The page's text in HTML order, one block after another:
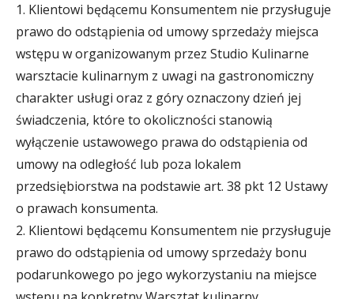
1. Klientowi będącemu Konsumentem nie przysługuje
prawo do odstąpienia od umowy sprzedaży miejsca
wstępu w organizowanym przez Studio Kulinarne
warsztacie kulinarnym z uwagi na gastronomiczny
charakter usługi oraz z góry oznaczony dzień jej
świadczenia, które to okoliczności stanowią
wyłączenie ustawowego prawa do odstąpienia od
umowy na odległość lub poza lokalem
przedsiębiorstwa na podstawie art. 38 pkt 12 Ustawy
o prawach konsumenta.
2. Klientowi będącemu Konsumentem nie przysługuje
prawo do odstąpienia od umowy sprzedaży bonu
podarunkowego po jego wykorzystaniu na miejsce